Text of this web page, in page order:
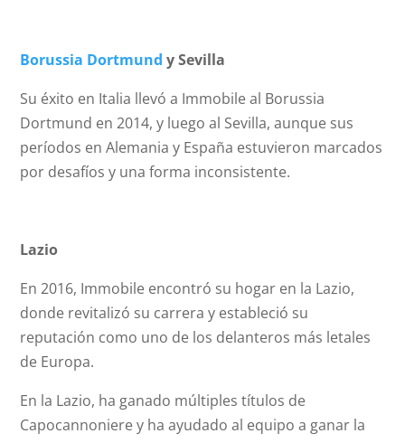
Borussia Dortmund y Sevilla
Su éxito en Italia llevó a Immobile al Borussia
Dortmund en 2014, y luego al Sevilla, aunque sus
períodos en Alemania y España estuvieron marcados
por desafíos y una forma inconsistente.
Lazio
En 2016, Immobile encontró su hogar en la Lazio,
donde revitalizó su carrera y estableció su
reputación como uno de los delanteros más letales
de Europa.
En la Lazio, ha ganado múltiples títulos de
Capocannoniere y ha ayudado al equipo a ganar la